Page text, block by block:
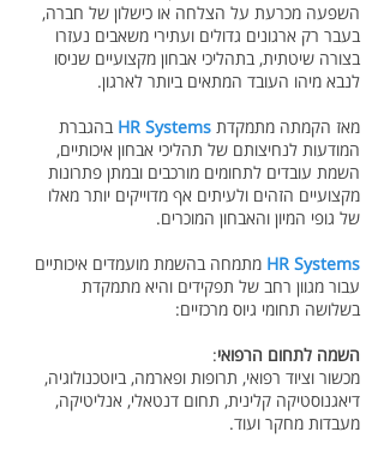
השפעה מכרעת על הצלחה או כישלון של חברה,
בעבר רק ארגונים גדולים ועתירי משאבים נעזרו
בצורה שיטתית, בתהליכי אבחון מקצועיים שניסו
לנבא מיהו העובד המתאים ביותר לארגון.
מאז הקמתה מתמקדת HR Systems בהגברת
המודעות לנחיצותם של תהליכי אבחון איכותיים,
השמת עובדים לתחומים מורכבים ובמתן פתרונות
מקצועיים הזהים ולעיתים אף מדוייקים יותר מאלו
של גופי המיון והאבחון המוכרים.
HR Systems מתמחה בהשמת מועמדים איכותיים
עבור מגוון רחב של תפקידים והיא מתמקדת
בשלושה תחומי גיוס מרכזיים:
השמה לתחום הרפואי:
מכשור וציוד רפואי, תרופות ופארמה, ביוטכנולוגיה,
דיאגנוסטיקה קלינית, תחום דנטאלי, אנליטיקה,
מעבדות מחקר ועוד.